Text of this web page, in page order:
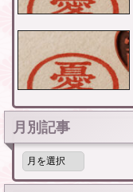
月別記事
月
記
事